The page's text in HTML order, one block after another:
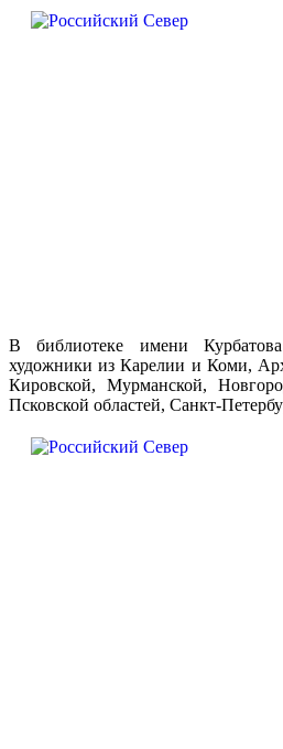
В библиотеке имени
художники из Карелии и Коми,
Кировской, Мурманской,
Псковской областей, Санкт-